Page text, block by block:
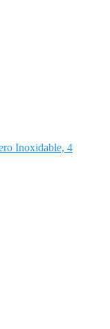
Inoxidable, 4